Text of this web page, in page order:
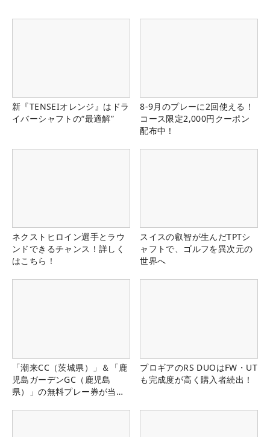
新『TENSEIオレンジ』はドラ
イバーシャフトの“最適解”
8-9月のプレーに2回使える！
コース限定2,000円クーポン
配布中！
ネクストヒロイン選手とラウ
ンドできるチャンス！詳しく
はこちら！
スイスの叡智が生んだTPTシ
ャフトで、ゴルフを異次元の
世界へ
「潮来CC（茨城県）」＆「鹿
児島ガーデンGC（鹿児島
県）」の無料プレー券が当た
プロギアのRS DUOはFW・UT
も完成度が高く購入者続出！